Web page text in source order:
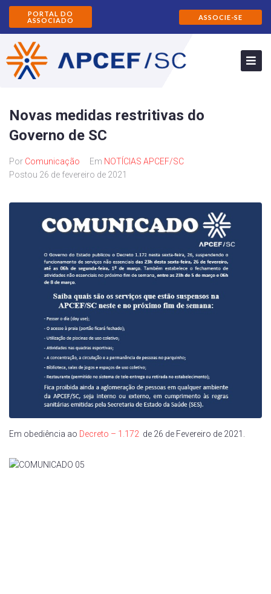
PORTAL DO
ASSOCIADO
ASSOCIE-SE
Novas medidas restritivas do
Governo de SC
Por Comunicação Em NOTÍCIAS APCEF/SC
Postou 26 de fevereiro de 2021
Em obediência ao Decreto – 1.172 de 26 de Fevereiro de 2021.